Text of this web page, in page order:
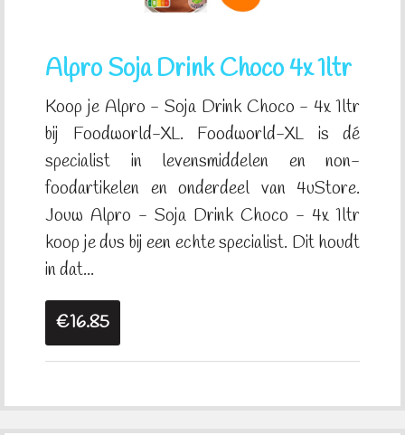
Alpro Soja Drink Choco 4x 1ltr
Koop je Alpro - Soja Drink Choco - 4x 1ltr
bij Foodworld-XL. Foodworld-XL is dé
specialist in levensmiddelen en non-
foodartikelen en onderdeel van 4uStore.
Jouw Alpro - Soja Drink Choco - 4x 1ltr
koop je dus bij een echte specialist. Dit houdt
in dat...
€16.85